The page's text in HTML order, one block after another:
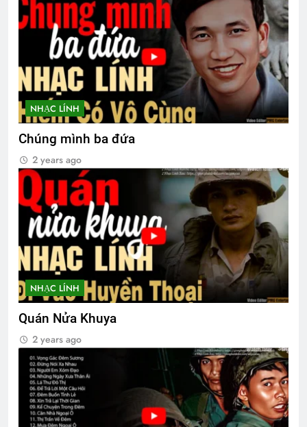
Mùa xuân đầu tiên
2 Years Ago
MƯA XUÂN (Spring Rain)
CŨNG BỞI EM MẶC CHIẾC ÁO BÀ BA
3 Years Ago
Văn thư số 009/BCH/TH/2024-2026
1 Year Ago
3 Years Ago
Quang Lập – Album nhạc lính
2 Years Ago
NHẠC LÍNH
Chúng mình ba đứa
2 years ago
NHẠC LÍNH
Quán Nửa Khuya
2 years ago